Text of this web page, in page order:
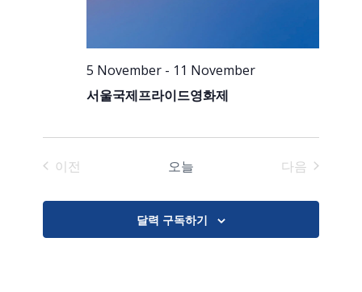
서울국제프라이드영화제
5 November - 11 November
이전
오늘
다음
달력 구독하기